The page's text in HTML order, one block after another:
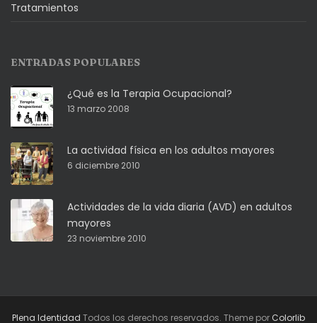
Tratamientos
ENTRADAS POPULARES
¿Qué es la Terapia Ocupacional?
13 marzo 2008
La actividad física en los adultos mayores
6 diciembre 2010
Actividades de la vida diaria (AVD) en adultos
mayores
23 noviembre 2010
Plena Identidad Todos los derechos reservados. Theme por Colorlib